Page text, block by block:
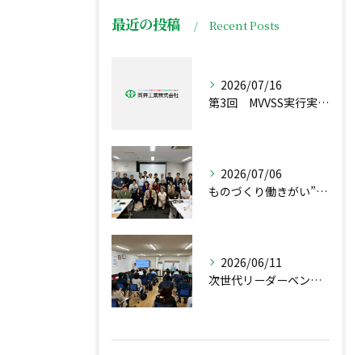
最近の投稿 Recent Posts
2026/07/16
第3回 MVVSS実行実現プロジェクト2026 リーダー会議が行われました。(Kブログ)
2026/07/06
ものづくり働きがい”プレサミット”inあいち を開催しました ヤスブログ
2026/06/11
次世代リーダーベンチマーク研究会が当社で開催されました（前島ブログ）